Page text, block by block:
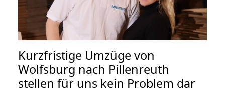
Kurzfristige Umzüge von
Wolfsburg nach Pillenreuth
stellen für uns kein Problem dar